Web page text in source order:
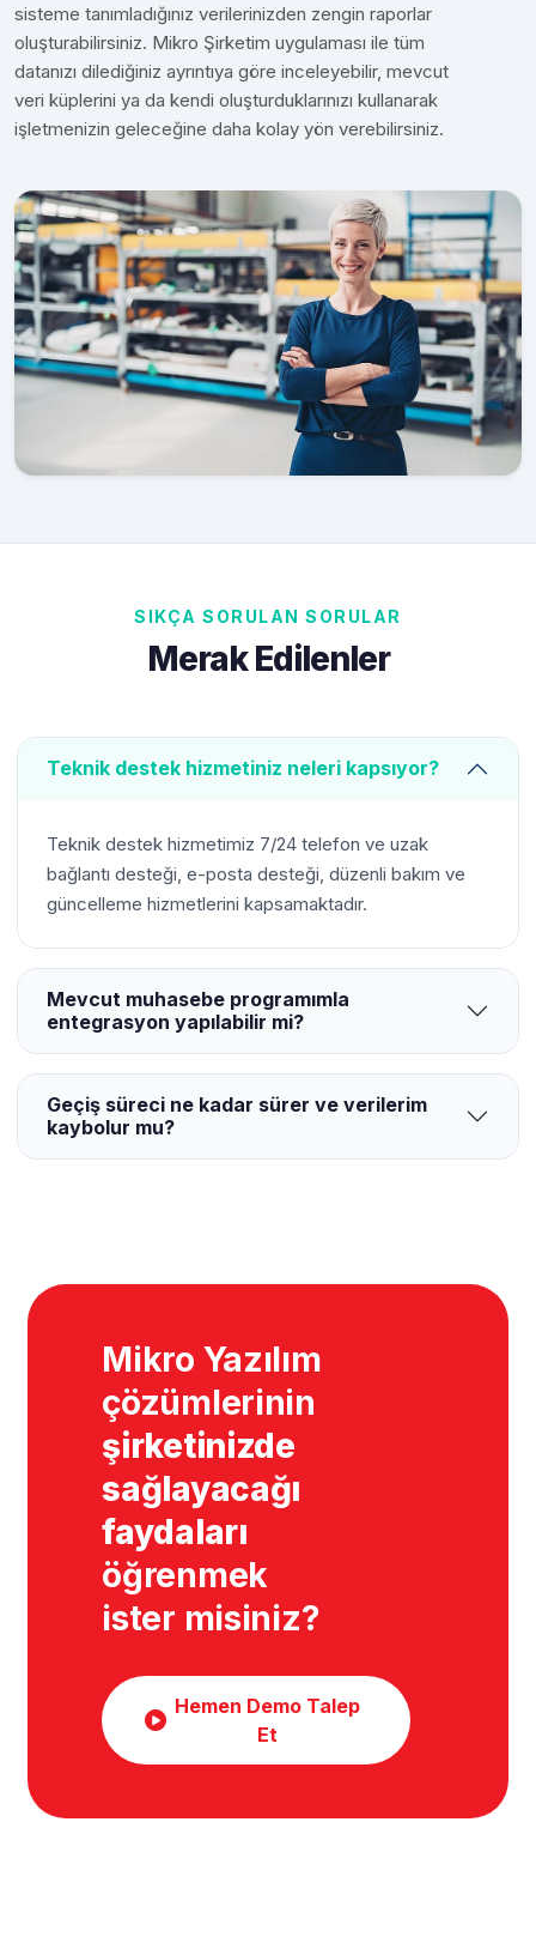
sisteme tanımladığınız verilerinizden zengin raporlar
oluşturabilirsiniz. Mikro Şirketim uygulaması ile tüm
datanızı dilediğiniz ayrıntıya göre inceleyebilir, mevcut
veri küplerini ya da kendi oluşturduklarınızı kullanarak
işletmenizin geleceğine daha kolay yön verebilirsiniz.
SIKÇA SORULAN SORULAR
Merak Edilenler
Teknik destek hizmetiniz neleri kapsıyor?
Teknik destek hizmetimiz 7/24 telefon ve uzak
bağlantı desteği, e-posta desteği, düzenli bakım ve
güncelleme hizmetlerini kapsamaktadır.
Mevcut muhasebe programımla
entegrasyon yapılabilir mi?
Geçiş süreci ne kadar sürer ve verilerim
kaybolur mu?
Mikro Yazılım
çözümlerinin
şirketinizde
sağlayacağı
faydaları
öğrenmek
ister misiniz?
Hemen Demo Talep
Et